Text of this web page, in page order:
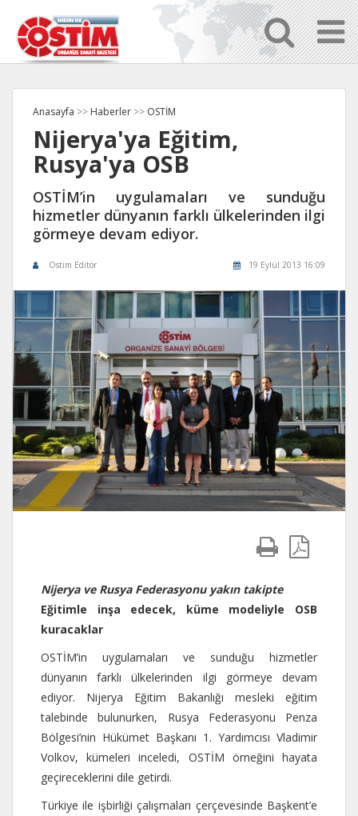
Anasayfa >> Haberler >> OSTİM
Nijerya'ya Eğitim,
Rusya'ya OSB
OSTİM’in uygulamaları ve sunduğu
hizmetler dünyanın farklı ülkelerinden ilgi
görmeye devam ediyor.
Ostim Editör 19 Eylül 2013 16:09
Nijerya ve Rusya Federasyonu yakın takipte
Eğitimle inşa edecek, küme modeliyle OSB
kuracaklar
OSTİM’in uygulamaları ve sunduğu hizmetler
dünyanın farklı ülkelerinden ilgi görmeye devam
ediyor. Nijerya Eğitim Bakanlığı mesleki eğitim
talebinde bulunurken, Rusya Federasyonu Penza
Bölgesi’nin Hükümet Başkanı 1. Yardımcısı Vladimir
Volkov, kümeleri inceledi, OSTİM örneğini hayata
geçireceklerini dile getirdi.
Türkiye ile işbirliği çalışmaları çerçevesinde Başkent’e